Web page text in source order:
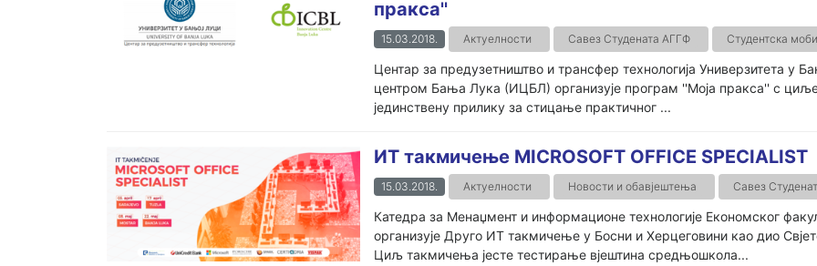
пракса''
15.03.2018. Актуелности Савез Студената АГГФ Студентска
Центар за предузетништво и трансфер технологија Универзитета
центром Бања Лука (ИЦБЛ) организује програм ''Моја пракса'' с
јединствену прилику за стицање практичног ...
ИТ такмичење MICROSOFT OFFICE SPECIALIST
15.03.2018. Актуелности Новости и обавјештења Савез
Катедра за Менаџмент и информационе технологије Економског
организује Друго ИТ такмичење у Босни и Херцеговини као дио
Циљ такмичења јесте тестирање вјештина средњошкола...